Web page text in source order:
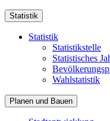
Statistik
Statistik
Statistikstelle
Statistisches
Wahlstatistik
Planen und Bauen